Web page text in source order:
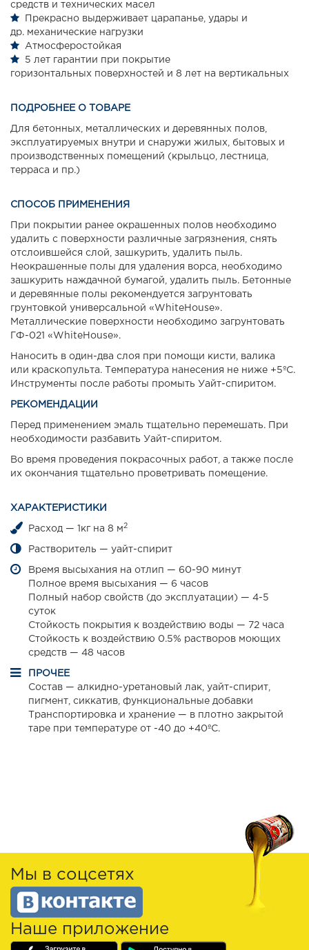
средств и технических масел
Прекрасно выдерживает царапанье, удары и
др. механические нагрузки
Атмосферостойкая
5 лет гарантии при покрытие
горизонтальных поверхностей и 8 лет на вертикальных
ПОДРОБНЕЕ О ТОВАРЕ
Для бетонных, металлических и деревянных полов,
эксплуатируемых внутри и снаружи жилых, бытовых и
производственных помещений (крыльцо, лестница,
терраса и пр.)
СПОСОБ ПРИМЕНЕНИЯ
При покрытии ранее окрашенных полов необходимо
удалить с поверхности различные загрязнения, снять
отслоившейся слой, зашкурить, удалить пыль.
Неокрашенные полы для удаления ворса, необходимо
зашкурить наждачной бумагой, удалить пыль. Бетонные
и деревянные полы рекомендуется загрунтовать
грунтовкой универсальной «WhiteHouse».
Металлические поверхности необходимо загрунтовать
ГФ-021 «WhiteHouse».
Наносить в один-два слоя при помощи кисти, валика
или краскопульта. Температура нанесения не ниже +5ºС.
Инструменты после работы промыть Уайт-спиритом.
РЕКОМЕНДАЦИИ
Перед применением эмаль тщательно перемешать. При
необходимости разбавить Уайт-спиритом.
Во время проведения покрасочных работ, а также после
их окончания тщательно проветривать помещение.
ХАРАКТЕРИСТИКИ
Расход — 1кг на 8 м 2
Растворитель — уайт-спирит
Время высыхания на отлип — 60-90 минут
Полное время высыхания — 6 часов
Полный набор свойств (до эксплуатации) — 4-5
суток
Стойкость покрытия к воздействию воды — 72 часа
Стойкость к воздействию 0.5% растворов моющих
средств — 48 часов
ПРОЧЕЕ
Состав — алкидно-уретановый лак, уайт-спирит,
пигмент, сиккатив, функциональные добавки
Транспортировка и хранение — в плотно закрытой
таре при температуре от -40 до +40ºС.
Мы в соцсетях
Наше приложение